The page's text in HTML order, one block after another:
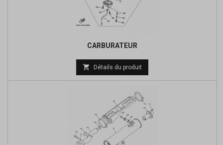
CARBURATEUR
Prix
de
 Détails du produit